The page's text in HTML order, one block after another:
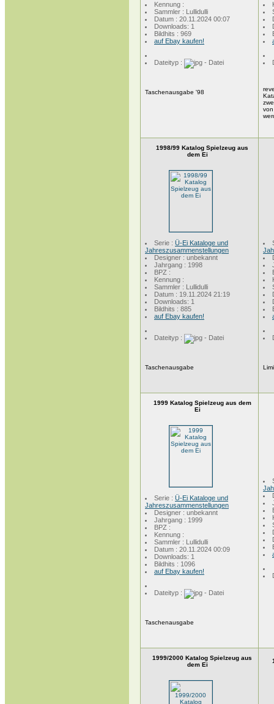
Kennung :
Sammler : Lullidulli
Datum : 20.11.2024 00:07
Downloads: 1
Bildhits : 969
auf Ebay kaufen!
Dateityp :
Taschenausgabe '98
1998/99 Katalog Spielzeug aus
dem Ei
Serie : Ü-Ei Kataloge und
Jahreszusammenstellungen
Designer : unbekannt
Jahrgang : 1998
BPZ :
Kennung :
Sammler : Lullidulli
Datum : 19.11.2024 21:19
Downloads: 1
Bildhits : 885
auf Ebay kaufen!
Dateityp :
Taschenausgabe
1999 Katalog Spielzeug aus dem
Ei
Serie : Ü-Ei Kataloge und
Jahreszusammenstellungen
Designer : unbekannt
Jahrgang : 1999
BPZ :
Kennung :
Sammler : Lullidulli
Datum : 20.11.2024 00:09
Downloads: 1
Bildhits : 1096
auf Ebay kaufen!
Dateityp :
Taschenausgabe
1999/2000 Katalog Spielzeug aus
dem Ei